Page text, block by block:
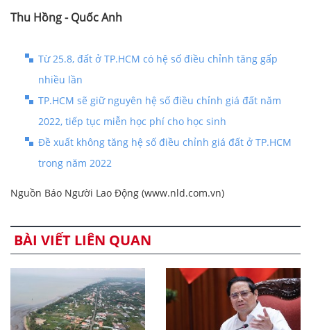
Thu Hồng - Quốc Anh
Từ 25.8, đất ở TP.HCM có hệ số điều chỉnh tăng gấp
nhiều lần
TP.HCM sẽ giữ nguyên hệ số điều chỉnh giá đất năm
2022, tiếp tục miễn học phí cho học sinh
Đề xuất không tăng hệ số điều chỉnh giá đất ở TP.HCM
trong năm 2022
Nguồn Báo Người Lao Động (www.nld.com.vn)
BÀI VIẾT LIÊN QUAN